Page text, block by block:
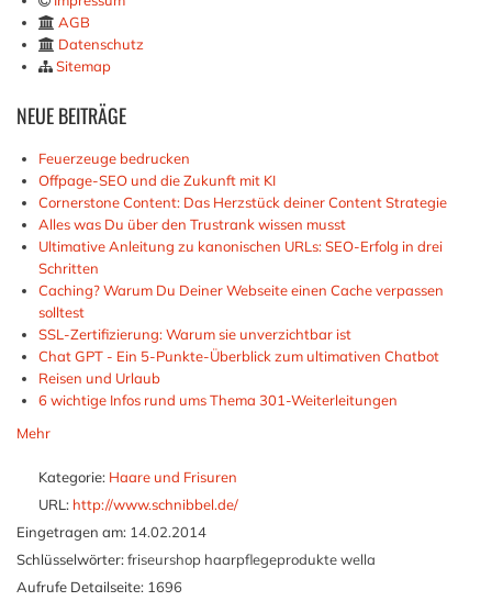
AGB
Datenschutz
Sitemap
NEUEBEITRÄGE
Feuerzeuge bedrucken
Offpage-SEO und die Zukunft mit KI
Cornerstone Content: Das Herzstück deiner Content Strategie
Alles was Du über den Trustrank wissen musst
Ultimative Anleitung zu kanonischen URLs: SEO-Erfolg in drei
Schritten
Caching? Warum Du Deiner Webseite einen Cache verpassen
solltest
SSL-Zertifizierung: Warum sie unverzichtbar ist
Chat GPT - Ein 5-Punkte-Überblick zum ultimativen Chatbot
Reisen und Urlaub
6 wichtige Infos rund ums Thema 301-Weiterleitungen
Mehr
Kategorie: Haare und Frisuren
URL: http://www.schnibbel.de/
Eingetragen am: 14.02.2014
Schlüsselwörter: friseurshop haarpflegeprodukte wella
Aufrufe Detailseite: 1696